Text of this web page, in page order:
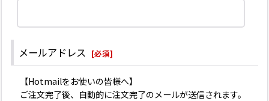
メールアドレス [必須]
【Hotmailをお使いの皆様へ】
ご注文完了後、自動的に注文完了のメールが送信されます。